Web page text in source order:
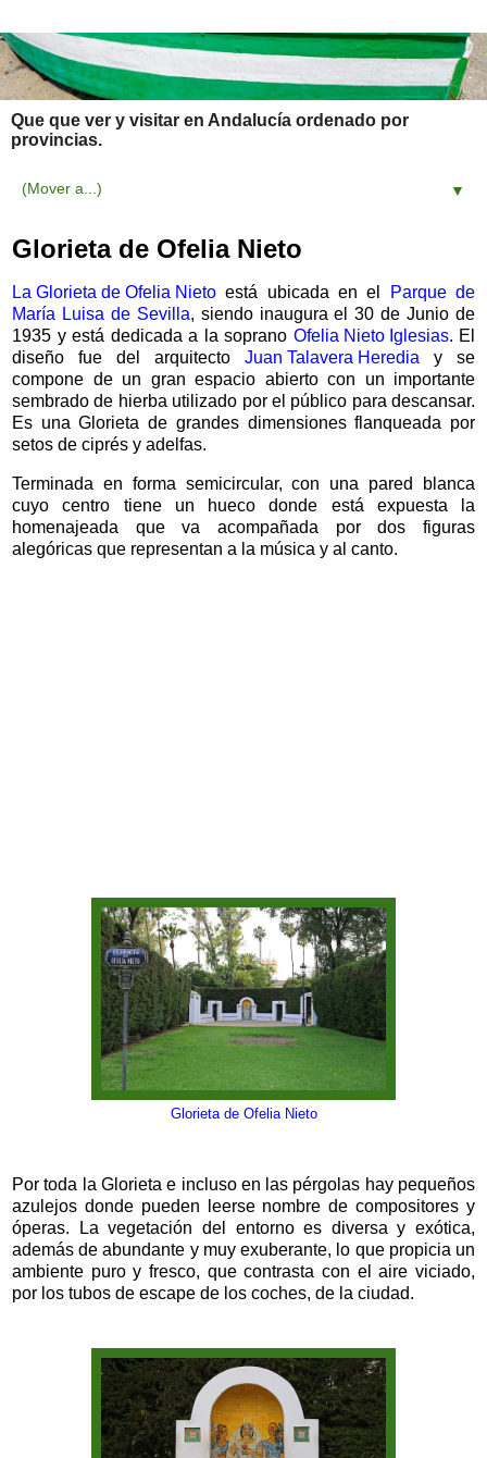
Que que ver y visitar en Andalucía ordenado por
provincias.
▼
Glorieta de Ofelia Nieto
La Glorieta de Ofelia Nieto está ubicada en el
Parque de
María Luisa de Sevilla, siendo inaugura el 30 de Junio de
1935 y está dedicada a la soprano Ofelia Nieto Iglesias. El
diseño fue del arquitecto Juan Talavera Heredia y se
compone de un gran espacio abierto con un importante
sembrado de hierba utilizado por el público para descansar.
Es una Glorieta de grandes dimensiones flanqueada por
setos de ciprés y adelfas.
Terminada en forma semicircular, con una pared blanca
cuyo centro tiene un hueco donde está expuesta la
homenajeada que va acompañada por dos figuras
alegóricas que representan a la música y al canto.
Glorieta de Ofelia Nieto
Por toda la Glorieta e incluso en las pérgolas hay pequeños
azulejos donde pueden leerse nombre de compositores y
óperas. La vegetación del entorno es diversa y exótica,
además de abundante y muy exuberante, lo que propicia un
ambiente puro y fresco, que contrasta con el aire viciado,
por los tubos de escape de los coches, de la ciudad.